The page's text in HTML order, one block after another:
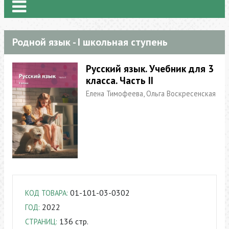
Родной язык - I школьная ступень
Русский язык. Учебник для 3
класса. Часть II
Елена Тимофеева, Ольга Воскресенская
КОД ТОВАРА: 01-101-03-0302
ГОД: 2022
СТРАНИЦ: 136 стр.